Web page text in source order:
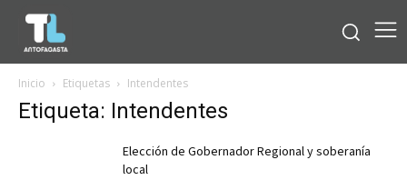
Inicio Etiquetas Intendentes
Etiqueta: Intendentes
Elección de Gobernador Regional y soberanía
local